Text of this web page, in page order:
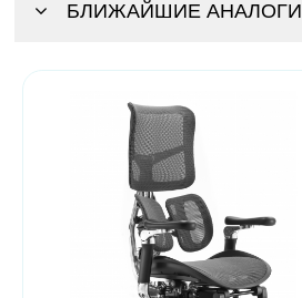
БЛИЖАЙШИЕ АНАЛОГИ